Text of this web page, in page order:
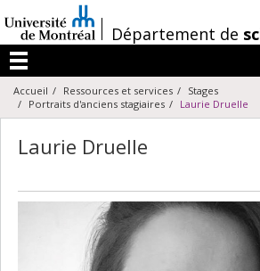
au
contenu
/Département de
Menu
Accueil Ressources et services
Stages
Portraits d'anciens stagiaires
Laurie Druelle
Laurie Druelle